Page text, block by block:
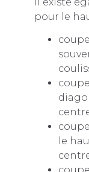
pour le
le